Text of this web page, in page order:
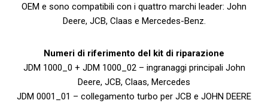
OEM e sono compatibili con i quattro marchi leader: John
Deere, JCB, Claas e Mercedes-Benz.
Numeri di riferimento del kit di riparazione
JDM 1000_0 + JDM 1000_02 – ingranaggi principali John
Deere, JCB, Claas, Mercedes
JDM 0001_01 – collegamento turbo per JCB e JOHN DEERE